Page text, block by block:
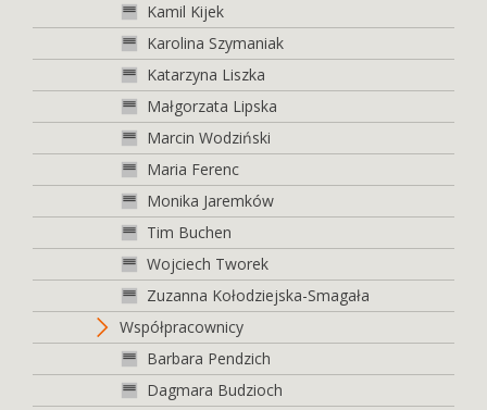
Kamil Kijek
Karolina Szymaniak
Katarzyna Liszka
Małgorzata Lipska
Marcin Wodziński
Maria Ferenc
Monika Jaremków
Tim Buchen
Wojciech Tworek
Zuzanna Kołodziejska-Smagała
Współpracownicy
Barbara Pendzich
Dagmara Budzioch